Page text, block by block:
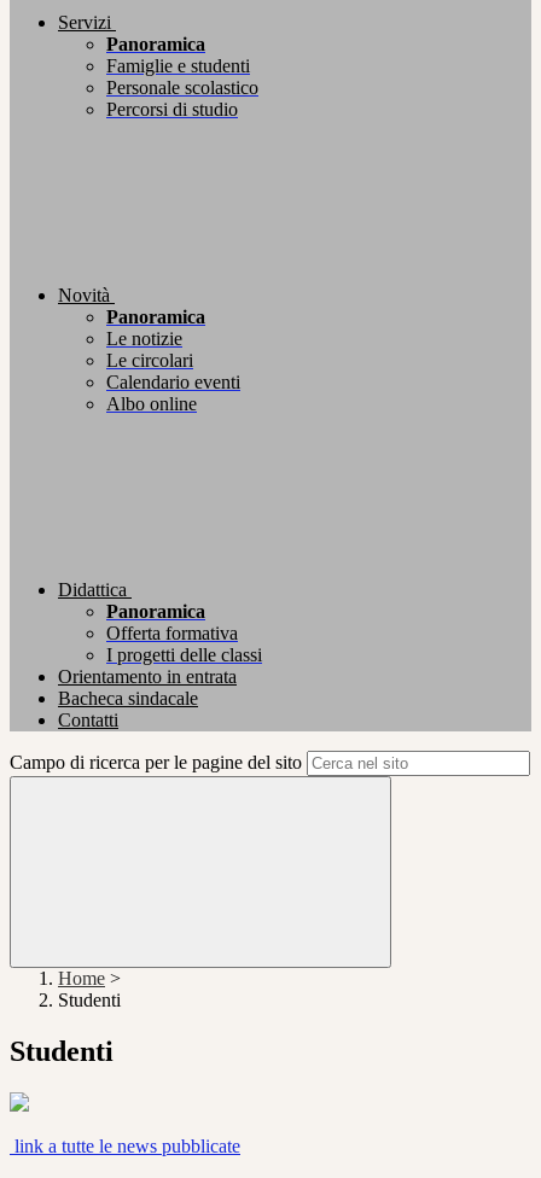
Servizi
Panoramica
Famiglie e studenti
Personale scolastico
Percorsi di studio
Novità
Panoramica
Le notizie
Le circolari
Calendario eventi
Albo online
Didattica
Panoramica
Offerta formativa
I progetti delle classi
Orientamento in entrata
Bacheca sindacale
Contatti
Campo di ricerca per le pagine del sito
Home >
Studenti
Studenti
link a tutte le news pubblicate